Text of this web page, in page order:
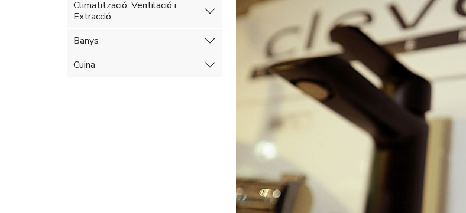
Climatització, Ventilació i
Extracció
Banys
Cuina